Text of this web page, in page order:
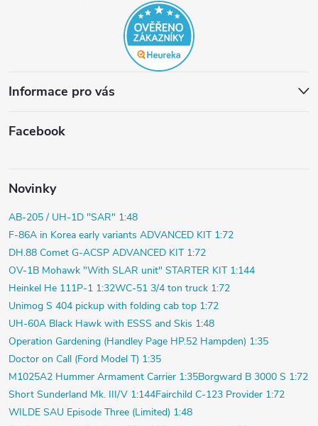
Informace pro vás
Facebook
Novinky
AB-205 / UH-1D "SAR" 1:48
F-86A in Korea early variants ADVANCED KIT 1:72
DH.88 Comet G-ACSP ADVANCED KIT 1:72
OV-1B Mohawk "With SLAR unit" STARTER KIT 1:144
Heinkel He 111P-1 1:32WC-51 3/4 ton truck 1:72
Unimog S 404 pickup with folding cab top 1:72
UH-60A Black Hawk with ESSS and Skis 1:48
Operation Gardening (Handley Page HP.52 Hampden) 1:35
Doctor on Call (Ford Model T) 1:35
M1025A2 Hummer Armament Carrier 1:35Borgward B 3000 S 1:72
Short Sunderland Mk. III/V 1:144Fairchild C-123 Provider 1:72
WILDE SAU Episode Three (Limited) 1:48